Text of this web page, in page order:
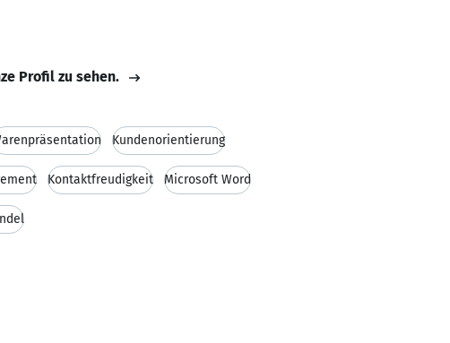
Profil zu sehen.
Kundenorientierung
Kontaktfreudigkeit Microsoft Word